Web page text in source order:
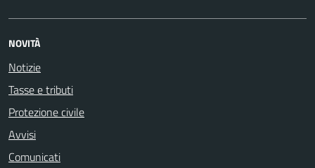
NOVITÀ
Notizie
Tasse e tributi
Protezione civile
Avvisi
Comunicati